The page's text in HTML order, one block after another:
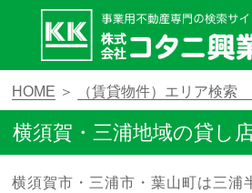
HOME ＞ （賃貸物件）エリア検索
横須賀・三浦地域の貸し
横須賀市・三浦市・葉山町は三浦